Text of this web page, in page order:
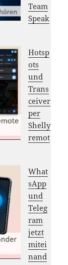
Team
Speak
Hotsp
ots
und
Trans
ceiver
per
Shelly
remot
What
sApp
und
Teleg
ram
jetzt
mitei
nand